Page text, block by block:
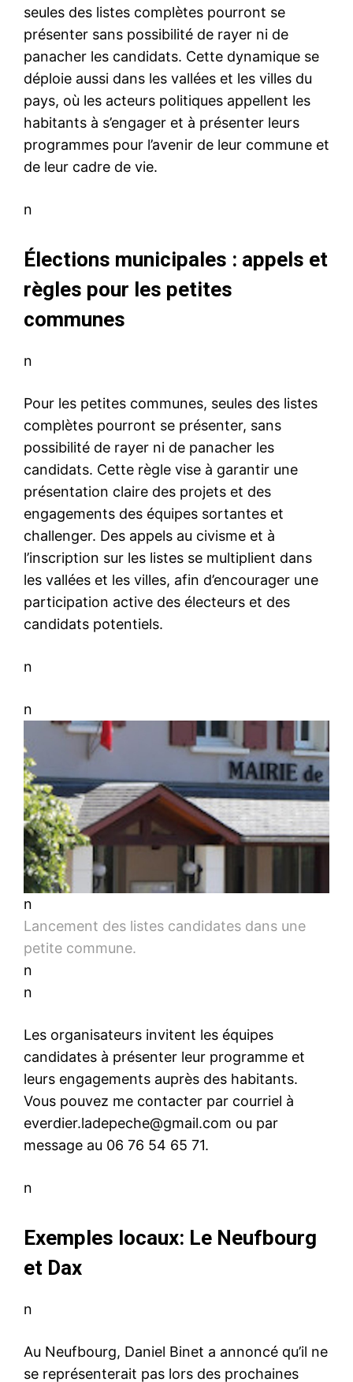
seules des listes complètes pourront se
présenter sans possibilité de rayer ni de
panacher les candidats. Cette dynamique se
déploie aussi dans les vallées et les villes du
pays, où les acteurs politiques appellent les
habitants à s’engager et à présenter leurs
programmes pour l’avenir de leur commune et
de leur cadre de vie.
n
Élections municipales : appels et
règles pour les petites
communes
n
Pour les petites communes, seules des listes
complètes pourront se présenter, sans
possibilité de rayer ni de panacher les
candidats. Cette règle vise à garantir une
présentation claire des projets et des
engagements des équipes sortantes et
challenger. Des appels au civisme et à
l’inscription sur les listes se multiplient dans
les vallées et les villes, afin d’encourager une
participation active des électeurs et des
candidats potentiels.
n
n
n
Lancement des listes candidates dans une
petite commune.
n
n
Les organisateurs invitent les équipes
candidates à présenter leur programme et
leurs engagements auprès des habitants.
Vous pouvez me contacter par courriel à
everdier.ladepeche@gmail.com ou par
message au 06 76 54 65 71.
n
Exemples locaux: Le Neufbourg
et Dax
n
Au Neufbourg, Daniel Binet a annoncé qu’il ne
se représenterait pas lors des prochaines